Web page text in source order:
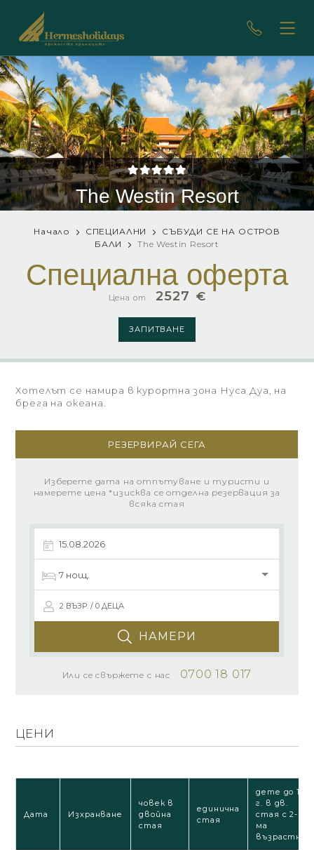
The Westin Resort
Начало СПЕЦИАЛНИ
СЪБУДИ СЕ НА ОСТРОВ
БАЛИ
The Westin Resort
Специална оферта
Цена от 2527 €
ЗАПИТВАНЕ
Хотелът се намира в курортна зона Нуса Дуа, на
брега на океана.
РЕЗЕРВИРАЙ СЕГА
Изберете дата на отпътуване и туристи и
намерете цена *изисква се отделна резервация за
всяка стая
2 ВЪЗР. / 0 ДЕЦА
НАМЕРИ
Или се свържете с нас 0700 18 017
ЦЕНИ
Дата Изхранване
човек в
двойна
стая
единична
стая
дете до 12
г. в дв.
стая с 2-
ма
възрастни